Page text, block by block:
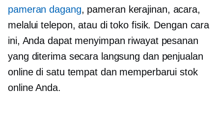
pameran dagang, pameran kerajinan, acara,
melalui telepon, atau di toko fisik. Dengan cara
ini, Anda dapat menyimpan riwayat pesanan
yang diterima secara langsung dan penjualan
online di satu tempat dan memperbarui stok
online Anda.